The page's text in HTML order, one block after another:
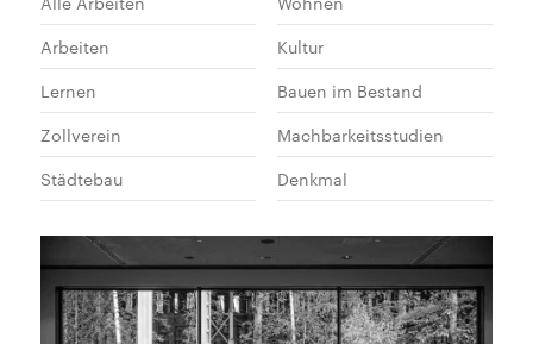
Arbeiten
Kultur
Lernen
Bauen im Bestand
Zollverein
Machbarkeitsstudien
Städtebau
Denkmal